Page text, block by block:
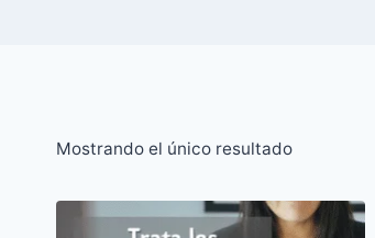
Mostrando el único resultado